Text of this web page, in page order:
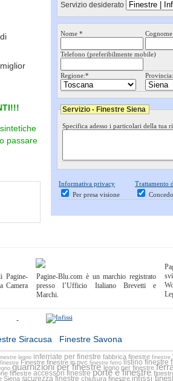
passare
Servizio desiderato
Nome *
Telefono (preferibilmente mobile)
Regione:*
Servizio - Finestre Siena
Specifica adesso i particolari della tua
Informativa privacy
Per presa visione
Trattamento
Pagine-
Camera
Pagine-Blu.com è un marchio registrato
presso l’Ufficio Italiano Brevetti e
Marchi.
Siracusa Finestre Savona
legno inferriate per finestre fabbrica finestre finestre
Finestre finestre in pvc finestre ferro listino finestre
guarnizioni per finestrelegno per finestre
finestre accessori finestre porte e finestre
Siena sicurezza finestre chiusura finestre infissi